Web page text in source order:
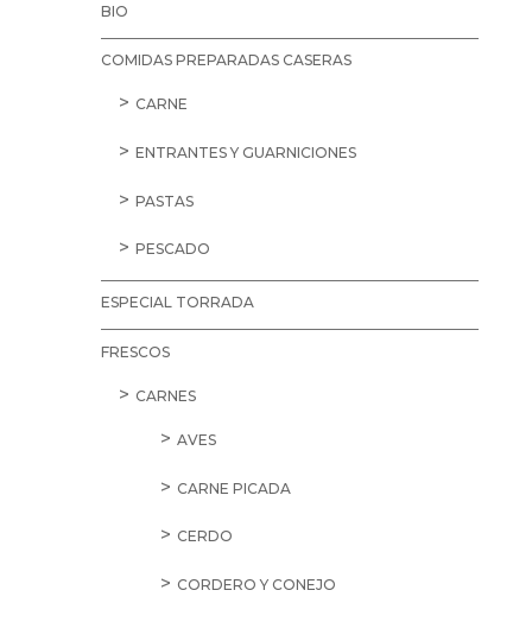
BIO
COMIDAS PREPARADAS CASERAS
CARNE
ENTRANTES Y GUARNICIONES
PASTAS
PESCADO
ESPECIAL TORRADA
FRESCOS
CARNES
AVES
CARNE PICADA
CERDO
CORDERO Y CONEJO